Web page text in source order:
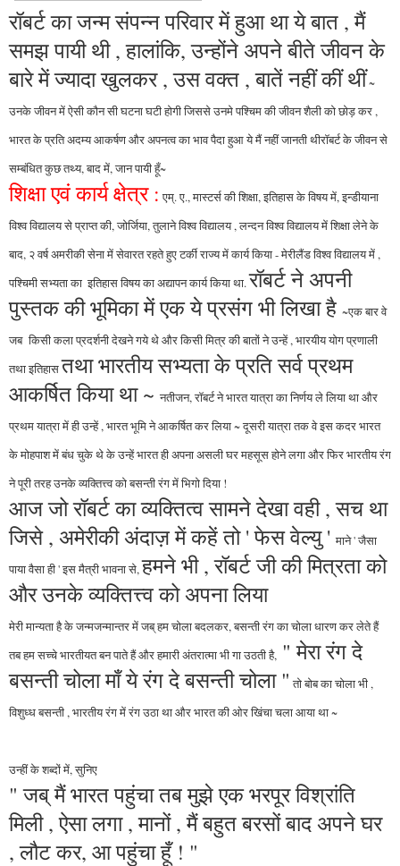
रॉबर्ट का जन्म संपन्न परिवार में हुआ था ये बात , मैं
समझ पायी थी , हालांकि, उन्होंने अपने बीते जीवन के
बारे में ज्यादा खुलकर , उस वक्त , बातें नहीं कीं थीं~
उनके जीवन में ऐसी कौन सी घटना घटी होगी जिससे उनमे पश्चिम की जीवन शैली को छोड़ कर ,
भारत के प्रति अदम्य आकर्षण और अपनत्व का भाव पैदा हुआ ये मैं नहीं जानती थीरॉबर्ट के जीवन से
सम्बंधित कुछ तथ्य, बाद में, जान पायी हूँ~
शिक्षा एवं कार्य क्षेत्र : एम्. ए., मास्टर्स की शिक्षा, इतिहास के विषय में, इन्डीयाना
विश्व विद्यालय से प्राप्त की, जोर्जिया, तुलाने विश्व विद्यालय , लन्दन विश्व विद्यालय में शिक्षा लेने के
बाद, २ वर्ष अमरीकी सेना में सेवारत रहते हुए टर्की राज्य में कार्य किया - मेरीलैंड विश्व विद्यालय में ,
पश्चिमी सभ्यता का इतिहास विषय का अद्यापन कार्य किया था.रॉबर्ट ने अपनी
पुस्तक की भूमिका में एक ये प्रसंग भी लिखा है ~एक बार वे
जब किसी कला प्रदर्शनी देखने गये थे और किसी मित्र की बातों ने उन्हें , भारयीय योग प्रणाली
तथा इतिहासतथा भारतीय सभ्यता के प्रति सर्व प्रथम
आकर्षित किया था ~नतीजन, रॉबर्ट ने भारत यात्रा का निर्णय ले लिया था और
प्रथम यात्रा में ही उन्हें , भारत भूमि ने आकर्षित कर लिया~ दूसरी यात्रा तक वे इस कदर भारत
के मोहपाश में बंध चुके थे के उन्हें भारत ही अपना असली घर महसूस होने लगा और फिर भारतीय रंग
ने पूरी तरह उनके व्यक्तित्त्व को बसन्ती रंग में भिगो दिया !
आज जो रॉबर्ट का व्यक्तित्व सामने देखा वही , सच था
जिसे , अमेरीकी अंदाज़ में कहें तो ' फेस वेल्यु 'माने ' जैसा
पाया वैसा ही ' इस मैत्री भावनासे,हमने भी , रॉबर्ट जी की मित्रता को
और उनके व्यक्तित्त्व को अपना लिया
मेरी मान्यता है के जन्मजन्मान्तर में जब् हम चोला बदलकर, बसन्ती रंग का चोला धारण कर लेते हैं
तब हम सच्चे भारतीयत बन पाते हैं और हमारी अंतरात्मा भी गा उठती है, " मेरा रंग दे
बसन्ती चोला माँ ये रंग दे बसन्ती चोला " तो बोब का चोला भी ,
विशुध्ध बसन्ती , भारतीय रंग में रंग उठा था और भारत की ओर खिंचा चला आया था ~
उन्हीं के शब्दों में, सुनिए
" जब् मैं भारत पहुंचा तब मुझे एक भरपूर विश्रांति
मिली , ऐसा लगा , मानों , मैं बहुत बरसों बाद अपने घर
, लौट कर, आ पहुंचा हूँ ! "